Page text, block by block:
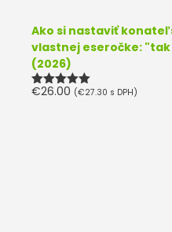
Ako si nastaviť
vlastnej eseročke:
(2026)
Hodnotenie
€26.00 (€27.30 s DPH)